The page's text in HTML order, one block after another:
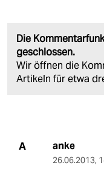
Die
geschlossen.
Wir öffnen die
Artikeln für etwa
A anke
26.06.2013,